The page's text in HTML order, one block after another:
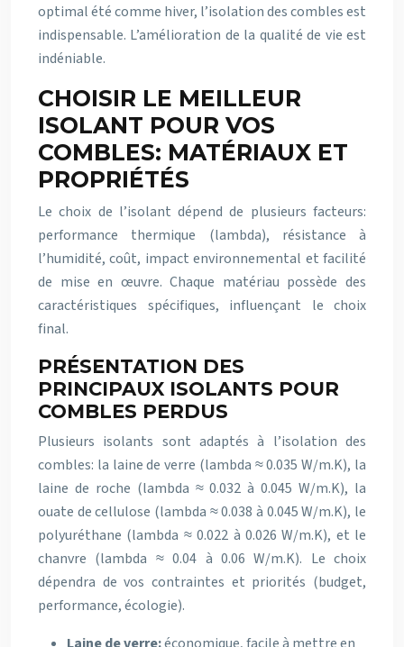
optimal été comme hiver, l’isolation des combles est
indispensable. L’amélioration de la qualité de vie est
indéniable.
CHOISIR LE MEILLEUR
ISOLANT POUR VOS
COMBLES: MATÉRIAUX ET
PROPRIÉTÉS
Le choix de l’isolant dépend de plusieurs facteurs:
performance thermique (lambda), résistance à
l’humidité, coût, impact environnemental et facilité
de mise en œuvre. Chaque matériau possède des
caractéristiques spécifiques, influençant le choix
final.
PRÉSENTATION DES
PRINCIPAUX ISOLANTS POUR
COMBLES PERDUS
Plusieurs isolants sont adaptés à l’isolation des
combles: la laine de verre (lambda ≈ 0.035 W/m.K), la
laine de roche (lambda ≈ 0.032 à 0.045 W/m.K), la
ouate de cellulose (lambda ≈ 0.038 à 0.045 W/m.K), le
polyuréthane (lambda ≈ 0.022 à 0.026 W/m.K), et le
chanvre (lambda ≈ 0.04 à 0.06 W/m.K). Le choix
dépendra de vos contraintes et priorités (budget,
performance, écologie).